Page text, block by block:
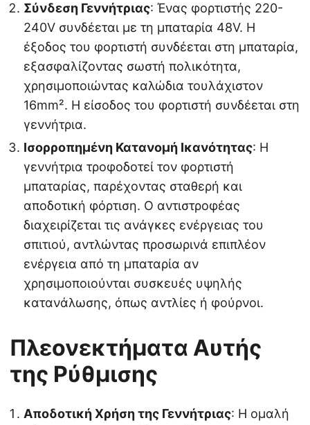
Σύνδεση Γεννήτριας: Ένας φορτιστής 220-
240V συνδέεται με τη μπαταρία 48V. Η
έξοδος του φορτιστή συνδέεται στη μπαταρία,
εξασφαλίζοντας σωστή πολικότητα,
χρησιμοποιώντας καλώδια τουλάχιστον
16mm². Η είσοδος του φορτιστή συνδέεται στη
γεννήτρια.
Ισορροπημένη Κατανομή Ικανότητας: Η
γεννήτρια τροφοδοτεί τον φορτιστή
μπαταρίας, παρέχοντας σταθερή και
αποδοτική φόρτιση. Ο αντιστροφέας
διαχειρίζεται τις ανάγκες ενέργειας του
σπιτιού, αντλώντας προσωρινά επιπλέον
ενέργεια από τη μπαταρία αν
χρησιμοποιούνται συσκευές υψηλής
κατανάλωσης, όπως αντλίες ή φούρνοι.
Πλεονεκτήματα Αυτής
της Ρύθμισης
Αποδοτική Χρήση της Γεννήτριας: Η ομαλή